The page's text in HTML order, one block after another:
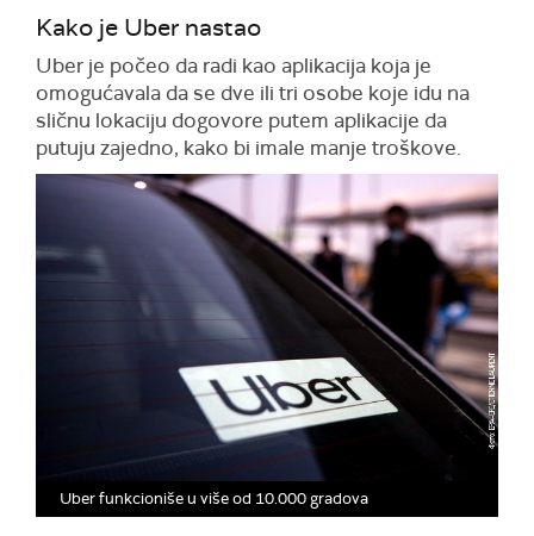
Kako je Uber nastao
Uber je počeo da radi kao aplikacija koja je
omogućavala da se dve ili tri osobe koje idu na
sličnu lokaciju dogovore putem aplikacije da
putuju zajedno, kako bi imale manje troškove.
Uber funkcioniše u više od 10.000 gradova